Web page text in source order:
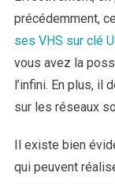
précédemment,
ses VHS sur clé
vous avez la
l’infini. En plus,
sur les réseaux
Il existe bien
qui peuvent